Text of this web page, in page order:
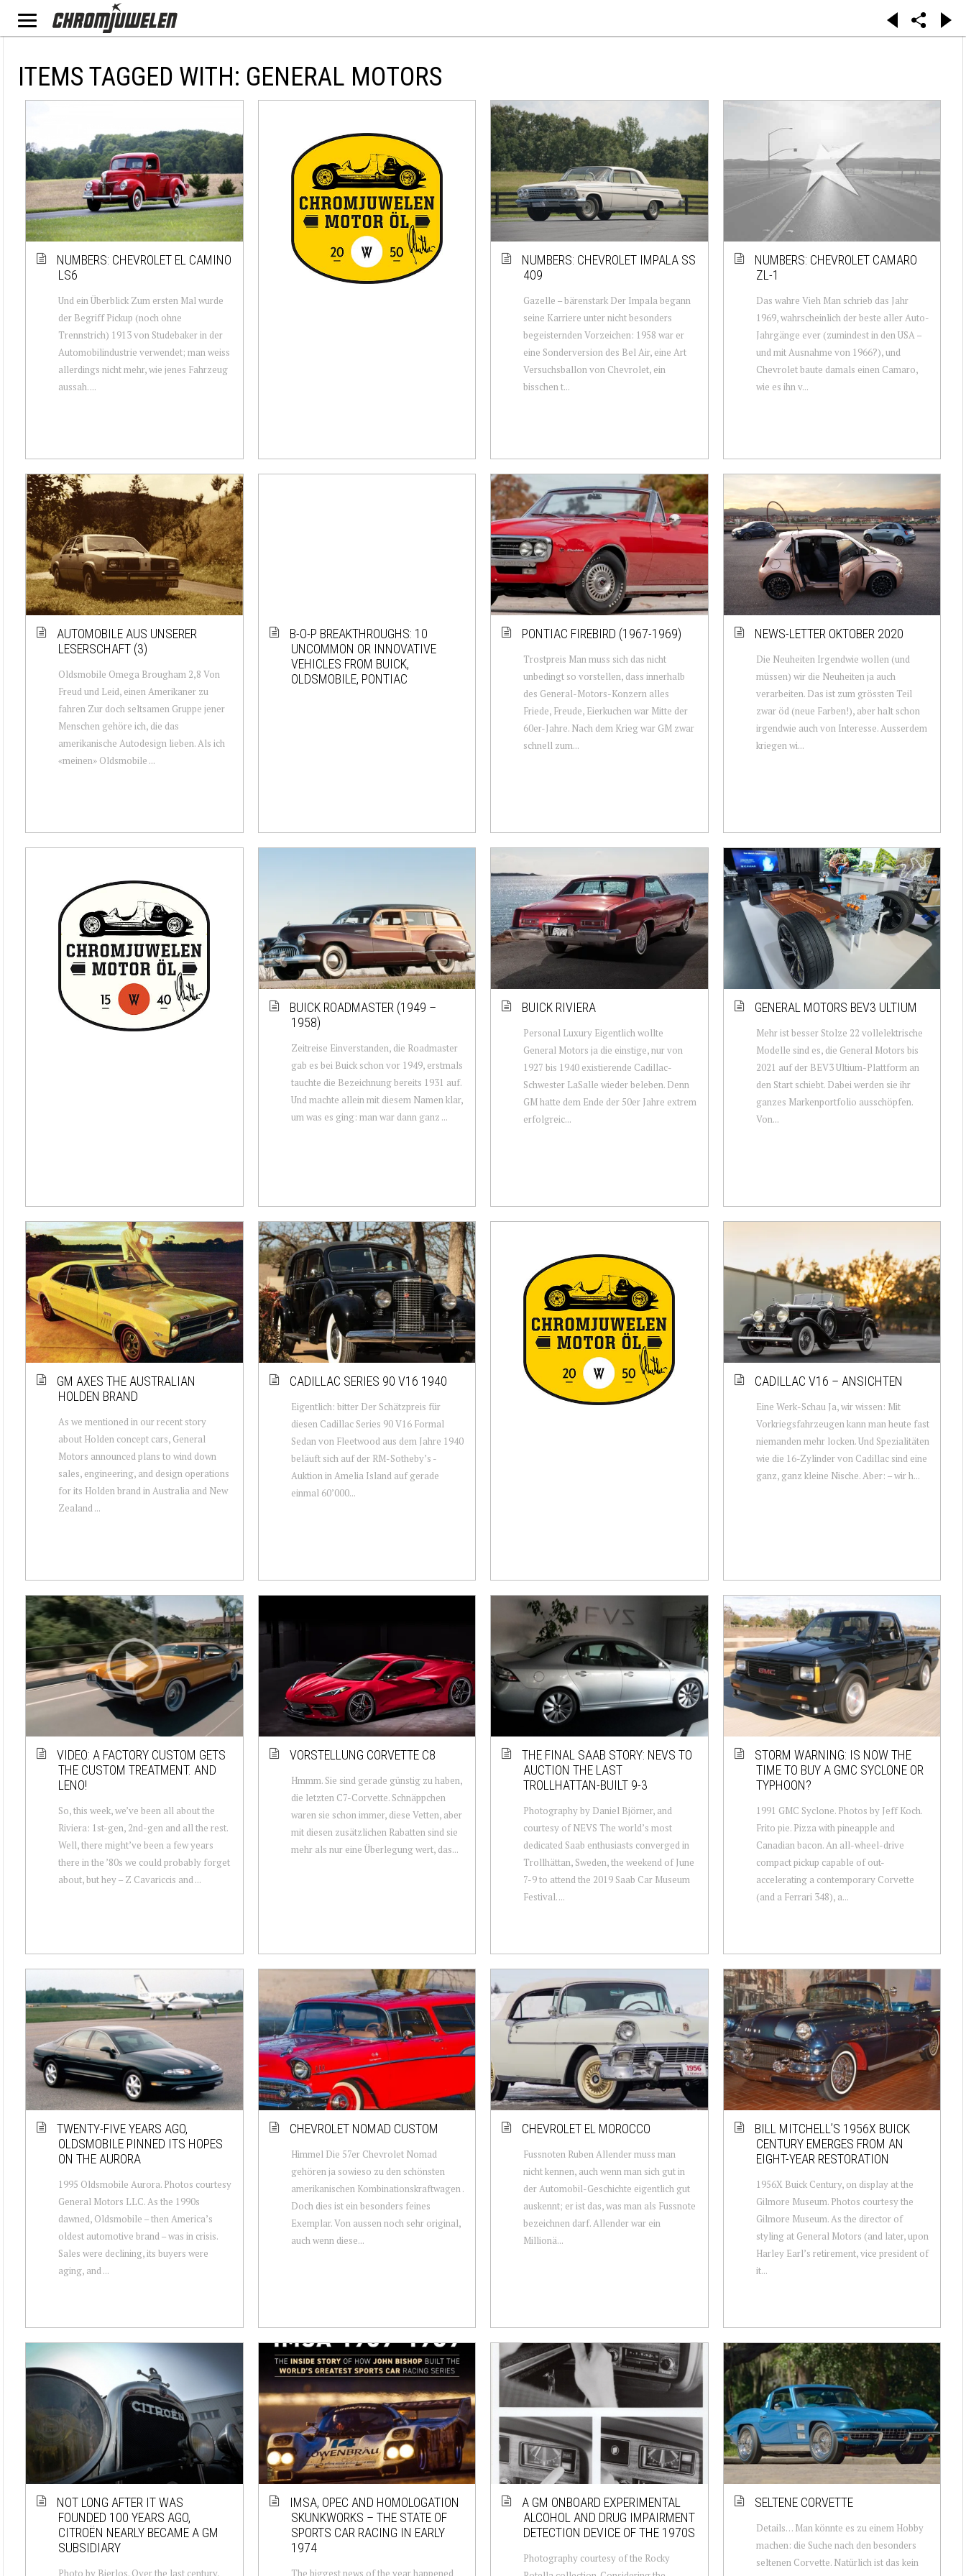
ITEMS TAGGED WITH: GENERAL MOTORS
NUMBERS: CHEVROLET EL CAMINO
LS6
Und ein Überblick Zum ersten Mal wurde
der Begriff Pickup (noch ohne
Trennstrich) 1913 von Studebaker in der
Automobilindustrie verwendet; man weiss
allerdings nicht mehr, wie jenes Fahrzeug
aussah. ...
NUMBERS: CHEVROLET IMPALA SS
409
Gazelle – bärenstark Der Impala begann
seine Karriere unter nicht besonders
begeisternden Vorzeichen: 1958 war er
eine Sonderversion des Bel Air, eine Art
Versuchsballon von Chevrolet, ein
bisschen t...
NUMBERS: CHEVROLET CAMARO
ZL-1
Das wahre Vieh Man schrieb das Jahr
1969, wahrscheinlich der beste aller Auto-
Jahrgänge ever (zumindest in den USA –
und mit Ausnahme von 1966?), und
Chevrolet baute damals einen Camaro,
wie es ihn v...
AUTOMOBILE AUS UNSERER
LESERSCHAFT (3)
Oldsmobile Omega Brougham 2,8 Von
Freud und Leid, einen Amerikaner zu
fahren Zur doch seltsamen Gruppe jener
Menschen gehöre ich, die das
amerikanische Autodesign lieben. Als ich
«meinen» Oldsmobile ...
B-O-P BREAKTHROUGHS: 10
UNCOMMON OR INNOVATIVE
VEHICLES FROM BUICK,
OLDSMOBILE, PONTIAC
PONTIAC FIREBIRD (1967-1969)
Trostpreis Man muss sich das nicht
unbedingt so vorstellen, dass innerhalb
des General-Motors-Konzern alles
Friede, Freude, Eierkuchen war Mitte der
60er-Jahre. Nach dem Krieg war GM zwar
schnell zum...
NEWS-LETTER OKTOBER 2020
Die Neuheiten Irgendwie wollen (und
müssen) wir die Neuheiten ja auch
verarbeiten. Das ist zum grössten Teil
zwar öd (neue Farben!), aber halt schon
irgendwie auch von Interesse. Ausserdem
kriegen wi...
BUICK ROADMASTER (1949 –
1958)
Zeitreise Einverstanden, die Roadmaster
gab es bei Buick schon vor 1949, erstmals
tauchte die Bezeichnung bereits 1931 auf.
Und machte allein mit diesem Namen klar,
um was es ging: man war dann ganz ...
BUICK RIVIERA
Personal Luxury Eigentlich wollte
General Motors ja die einstige, nur von
1927 bis 1940 existierende Cadillac-
Schwester LaSalle wieder beleben. Denn
GM hatte dem Ende der 50er Jahre extrem
erfolgreic...
GENERAL MOTORS BEV3 ULTIUM
Mehr ist besser Stolze 22 vollelektrische
Modelle sind es, die General Motors bis
2021 auf der BEV3 Ultium-Plattform an
den Start schiebt. Dabei werden sie ihr
ganzes Markenportfolio ausschöpfen.
Von...
GM AXES THE AUSTRALIAN
HOLDEN BRAND
As we mentioned in our recent story
about Holden concept cars, General
Motors announced plans to wind down
sales, engineering, and design operations
for its Holden brand in Australia and New
Zealand ...
CADILLAC SERIES 90 V16 1940
Eigentlich: bitter Der Schätzpreis für
diesen Cadillac Series 90 V16 Formal
Sedan von Fleetwood aus dem Jahre 1940
beläuft sich auf der RM-Sotheby’s -
Auktion in Amelia Island auf gerade
einmal 60’000...
CADILLAC V16 – ANSICHTEN
Eine Werk-Schau Ja, wir wissen: Mit
Vorkriegsfahrzeugen kann man heute fast
niemanden mehr locken. Und Spezialitäten
wie die 16-Zylinder von Cadillac sind eine
ganz, ganz kleine Nische. Aber: – wir h...
VIDEO: A FACTORY CUSTOM GETS
THE CUSTOM TREATMENT. AND
LENO!
So, this week, we’ve been all about the
Riviera: 1st-gen, 2nd-gen and all the rest.
Well, there might’ve been a few years
there in the ’80s we could probably forget
about, but hey – Z Cavariccis and ...
VORSTELLUNG CORVETTE C8
Hmmm. Sie sind gerade günstig zu haben,
die letzten C7-Corvette. Schnäppchen
waren sie schon immer, diese Vetten, aber
mit diesen zusätzlichen Rabatten sind sie
mehr als nur eine Überlegung wert, das...
THE FINAL SAAB STORY: NEVS TO
AUCTION THE LAST
TROLLHATTAN-BUILT 9-3
Photography by Daniel Björner, and
courtesy of NEVS The world’s most
dedicated Saab enthusiasts converged in
Trollhättan, Sweden, the weekend of June
7-9 to attend the 2019 Saab Car Museum
Festival. ...
STORM WARNING: IS NOW THE
TIME TO BUY A GMC SYCLONE OR
TYPHOON?
1991 GMC Syclone. Photos by Jeff Koch.
Frito pie. Pizza with pineapple and
Canadian bacon. An all-wheel-drive
compact pickup capable of out-
accelerating a contemporary Corvette
(and a Ferrari 348), a...
TWENTY-FIVE YEARS AGO,
OLDSMOBILE PINNED ITS HOPES
ON THE AURORA
1995 Oldsmobile Aurora. Photos courtesy
General Motors LLC. As the 1990s
dawned, Oldsmobile – then America’s
oldest automotive brand – was in crisis.
Sales were declining, its buyers were
aging, and ...
CHEVROLET NOMAD CUSTOM
Himmel Die 57er Chevrolet Nomad
gehören ja sowieso zu den schönsten
amerikanischen Kombinationskraftwagen .
Doch dies ist ein besonders feines
Exemplar. Von aussen noch sehr original,
auch wenn diese...
CHEVROLET EL MOROCCO
Fussnoten Ruben Allender muss man
nicht kennen, auch wenn man sich gut in
der Automobil-Geschichte eigentlich gut
auskennt; er ist das, was man als Fussnote
bezeichnen darf. Allender war ein
Millionä...
BILL MITCHELL’S 1956X BUICK
CENTURY EMERGES FROM AN
EIGHT-YEAR RESTORATION
1956X Buick Century, on display at the
Gilmore Museum. Photos courtesy the
Gilmore Museum. As the director of
styling at General Motors (and later, upon
Harley Earl’s retirement, vice president of
it...
NOT LONG AFTER IT WAS
FOUNDED 100 YEARS AGO,
CITROËN NEARLY BECAME A GM
SUBSIDIARY
Photo by Bierlos. Over the last century,
IMSA, OPEC AND HOMOLOGATION
SKUNKWORKS – THE STATE OF
SPORTS CAR RACING IN EARLY
1974
The biggest news of the year happened
A GM ONBOARD EXPERIMENTAL
ALCOHOL AND DRUG IMPAIRMENT
DETECTION DEVICE OF THE 1970S
Photography courtesy of the Rocky
SELTENE CORVETTE
Details… Man könnte es zu einem Hobby
machen: die Suche nach den besonders
seltenen Corvette. Natürlich ist das kein